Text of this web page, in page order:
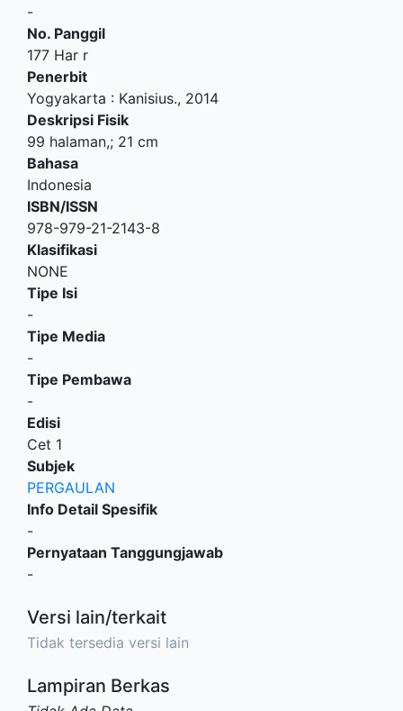
-
No. Panggil
177 Har r
Penerbit
Yogyakarta : Kanisius., 2014
Deskripsi Fisik
99 halaman,; 21 cm
Bahasa
Indonesia
ISBN/ISSN
978-979-21-2143-8
Klasifikasi
NONE
Tipe Isi
-
Tipe Media
-
Tipe Pembawa
-
Edisi
Cet 1
Subjek
PERGAULAN
Info Detail Spesifik
-
Pernyataan Tanggungjawab
-
Versi lain/terkait
Tidak tersedia versi lain
Lampiran Berkas